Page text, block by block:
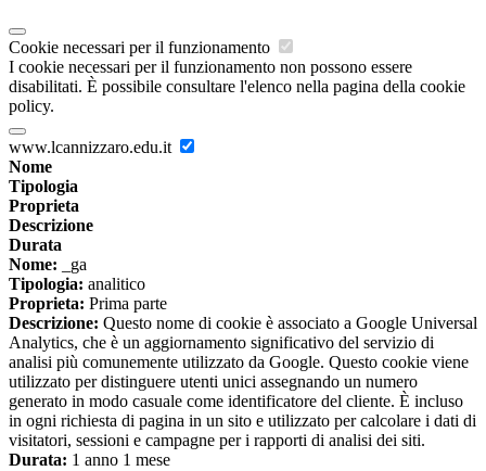
Cookie necessari per il funzionamento
I cookie necessari per il funzionamento non possono essere
disabilitati. È possibile consultare l'elenco nella pagina della cookie
policy.
www.lcannizzaro.edu.it
Nome
Tipologia
Proprieta
Descrizione
Durata
Nome: _ga
Tipologia: analitico
Proprieta: Prima parte
Descrizione: Questo nome di cookie è associato a Google Universal
Analytics, che è un aggiornamento significativo del servizio di
analisi più comunemente utilizzato da Google. Questo cookie viene
utilizzato per distinguere utenti unici assegnando un numero
generato in modo casuale come identificatore del cliente. È incluso
in ogni richiesta di pagina in un sito e utilizzato per calcolare i dati di
visitatori, sessioni e campagne per i rapporti di analisi dei siti.
Durata: 1 anno 1 mese